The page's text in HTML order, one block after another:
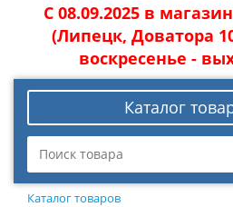
С 08.09.2025 в
(Липецк, Доватора
воскресенье -
Каталог
Каталог товаров